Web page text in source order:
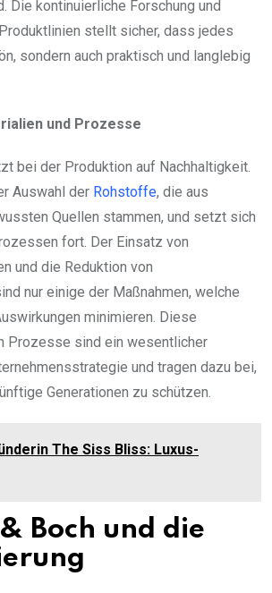
Die kontinuierliche Forschung und
stellt sicher, dass jedes
sondern auch praktisch und langlebig
und Prozesse
bei der Produktion auf Nachhaltigkeit.
Auswahl der Rohstoffe, die aus
Quellen stammen, und setzt sich
fort. Der Einsatz von
und die Reduktion von
nur einige der Maßnahmen, welche
minimieren. Diese
Prozesse sind ein wesentlicher
und tragen dazu bei,
Generationen zu schützen.
The Siss Bliss: Luxus-
Boch und die